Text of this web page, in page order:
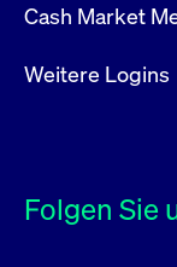
Cash Market
Weitere Logins
Folgen Sie